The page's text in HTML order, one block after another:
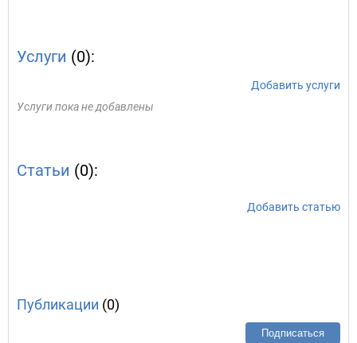
Услуги (0):
Добавить услуги
Услуги пока не добавлены
Статьи (0):
Добавить статью
Публикации (0)
Подписаться